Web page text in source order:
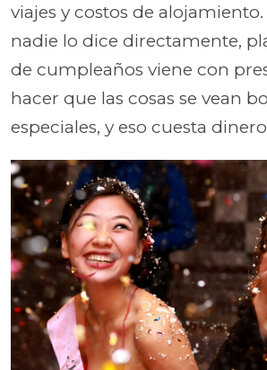
viajes y costos de
nadie lo dice directamente,
de cumpleaños viene con
hacer que las cosas se vean
especiales, y eso cuesta